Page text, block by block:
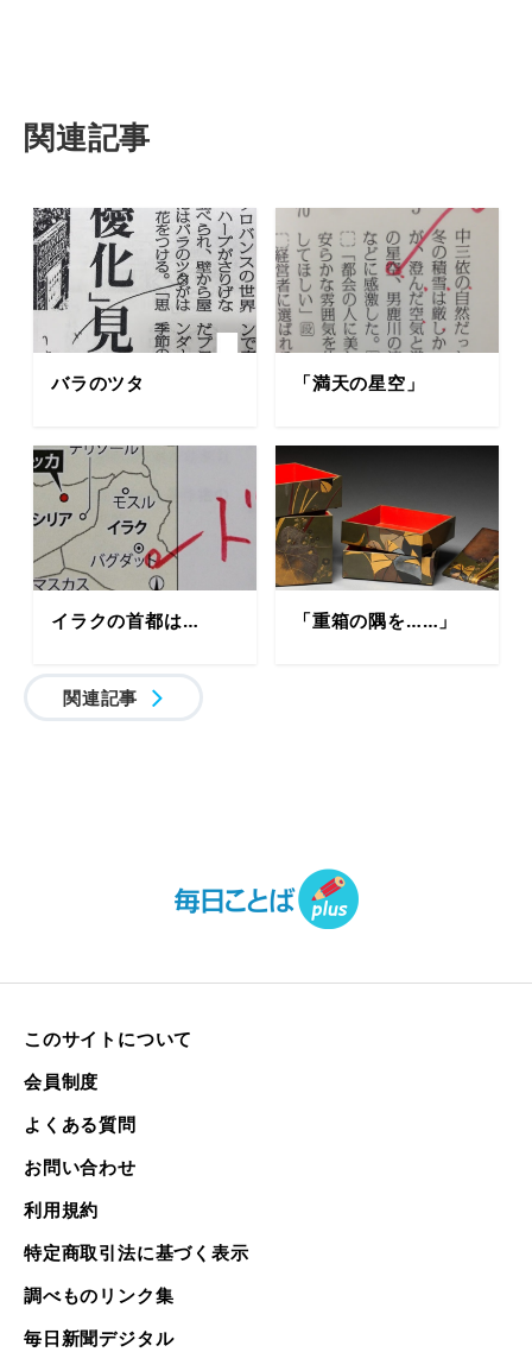
関連記事
バラのツタ 「満天の星空」
イラクの首都は… 「重箱の隅を……」
関連記事
このサイトについて
会員制度
よくある質問
お問い合わせ
利用規約
特定商取引法に基づく表示
調べものリンク集
毎日新聞デジタル